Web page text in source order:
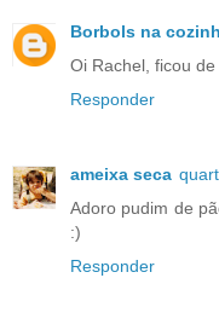
Borbols na
Oi Rachel, ficou
Responder
ameixa seca
Adoro pudim de
:)
Responder